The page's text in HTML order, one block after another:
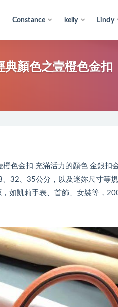
Constance kelly Lindy
典顏色之壹橙色金扣
色金扣 充滿活力的顏色 金銀扣
32、35公分，以及迷妳尺寸等
如凱莉手表、首飾、女裝等，